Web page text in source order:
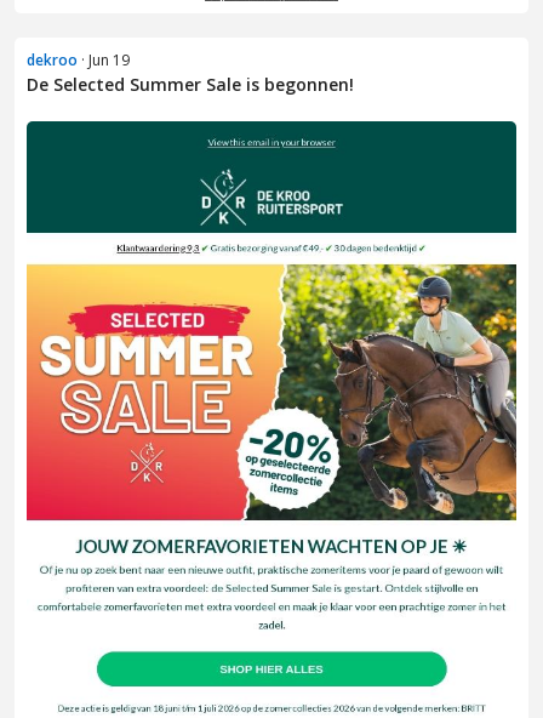
dekroo · Jun 19
De Selected Summer Sale is begonnen!